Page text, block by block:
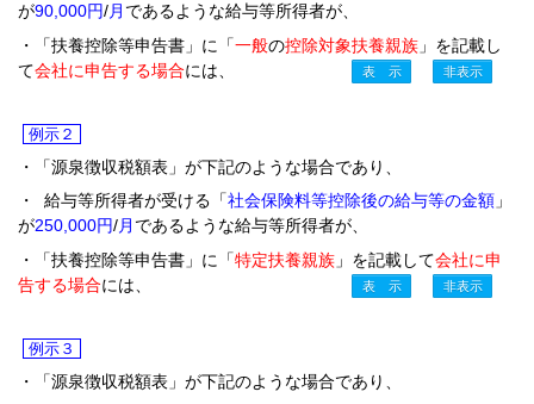
が90,000円/月 であるような給与等所得者が、
・「扶養控除等申告書」に「一般の控除対象扶養親族 」を記載し
て会社に申告する場合には、
例示２
・「源泉徴収税額表」が下記のような場合であり、
・ 給与等所得者が受ける「社会保険料等控除後の給与等の金額 」
が250,000円/月 であるような給与等所得者が、
・「扶養控除等申告書」に「特定扶養親族 」を記載して会社に申
告する場合には、
例示３
・「源泉徴収税額表」が下記のような場合であり、